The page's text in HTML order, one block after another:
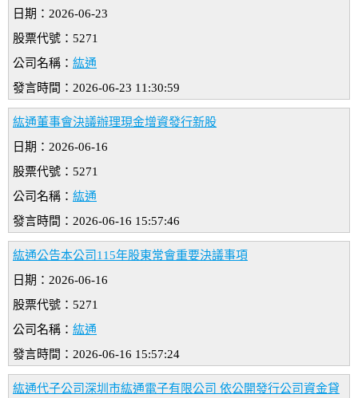
日期：2026-06-23
股票代號：5271
公司名稱： 紘通
發言時間：2026-06-23 11:30:59
紘通董事會決議辦理現金增資發行新股
日期：2026-06-16
股票代號：5271
公司名稱： 紘通
發言時間：2026-06-16 15:57:46
紘通公告本公司115年股東常會重要決議事項
日期：2026-06-16
股票代號：5271
公司名稱： 紘通
發言時間：2026-06-16 15:57:24
紘通代子公司深圳市紘通電子有限公司 依公開發行公司資金貸